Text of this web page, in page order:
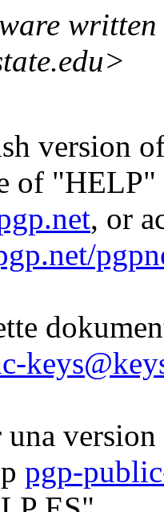
version
of
, or
una
pgp-